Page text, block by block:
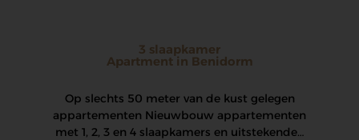
3 slaapkamer
Apartment in Benidorm
Op slechts 50 meter van de kust gelegen
appartementen Nieuwbouw appartementen
met 1, 2, 3 en 4 slaapkamers en uitstekende…